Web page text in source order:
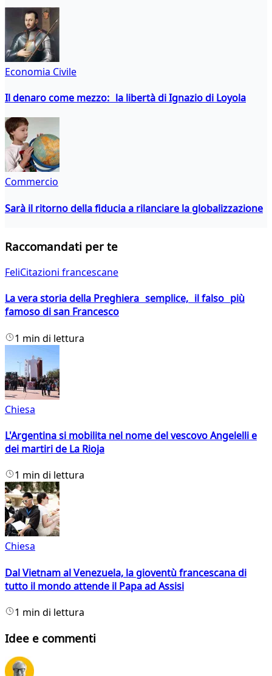
Economia Civile
Il denaro come mezzo: la libertà di Ignazio di Loyola
Commercio
Sarà il ritorno della fiducia a rilanciare la globalizzazione
Raccomandati per te
FeliCitazioni francescane
La vera storia della Preghiera semplice, il falso più
famoso di san Francesco
1 min di lettura
Chiesa
L'Argentina si mobilita nel nome del vescovo Angelelli e
dei martiri de La Rioja
1 min di lettura
Chiesa
Dal Vietnam al Venezuela, la gioventù francescana di
tutto il mondo attende il Papa ad Assisi
1 min di lettura
Idee e commenti